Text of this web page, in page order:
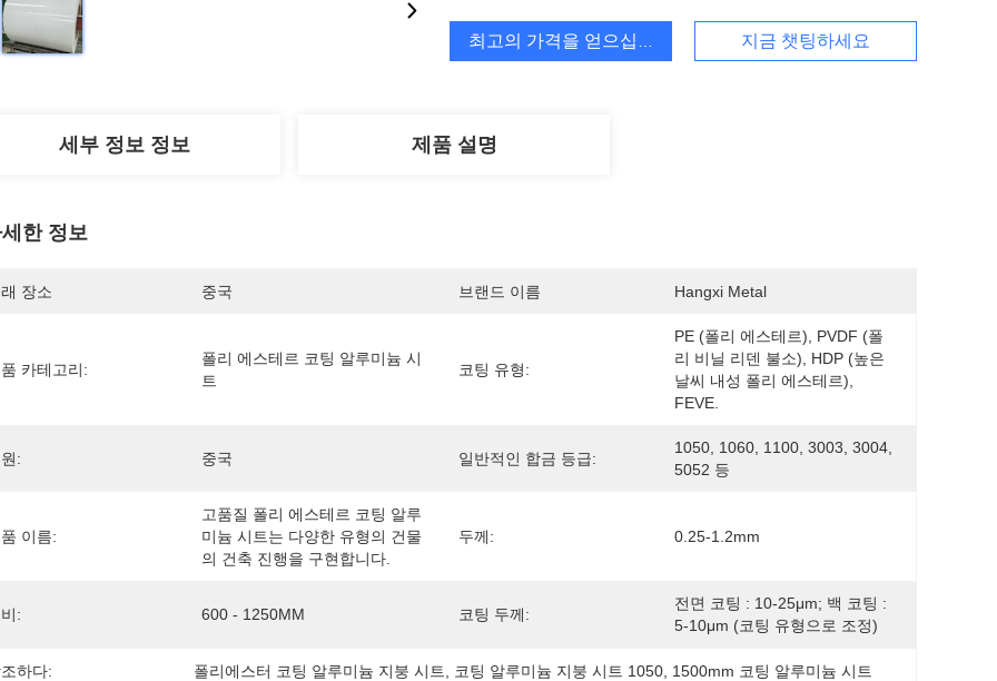
최고의 가격을 얻으십시오 지금 챗팅하세요
세부 정보 정보 제품 설명
한 정보
장소 중국 브랜드 이름 Hangxi Metal
카테고리:
폴리 에스테르 코팅 알루미늄 시
트
코팅 유형:
PE (폴리 에스테르), PVDF (폴
리 비닐 리덴 불소), HDP (높은
날씨 내성 폴리 에스테르),
FEVE.
: 중국 일반적인 합금 등급:
1050, 1060, 1100, 3003, 3004,
5052 등
이름:
고품질 폴리 에스테르 코팅 알루
미늄 시트는 다양한 유형의 건물
의 건축 진행을 구현합니다.
두께: 0.25-1.2mm
: 600 - 1250MM 코팅 두께:
전면 코팅 : 10-25μm; 백 코팅 :
5-10μm (코팅 유형으로 조정)
하다: 폴리에스터 코팅 알루미늄 지붕 시트 코팅 알루미늄 지붕 시트 1050 1500mm 코팅 알루미늄 시트